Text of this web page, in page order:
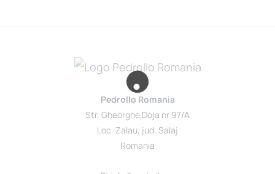
Pedrollo Romania
Str. Gheorghe Doja nr 97/A
Loc. Zalau, jud. Salaj
Romania